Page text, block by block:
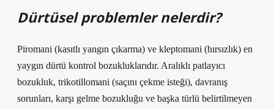
Dürtüsel problemler nelerdir?
Piromani (kasıtlı yangın çıkarma) ve kleptomani (hırsızlık) en
yaygın dürtü kontrol bozukluklarıdır. Aralıklı patlayıcı
bozukluk, trikotillomani (saçını çekme isteği), davranış
sorunları, karşı gelme bozukluğu ve başka türlü belirtilmeyen